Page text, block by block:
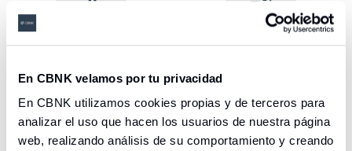
En CBNK velamos por tu privacidad
En CBNK utilizamos cookies propias y de terceros para
analizar el uso que hacen los usuarios de nuestra página
web, realizando análisis de su comportamiento y creando
Permite cancelaciones
Exclusivo para nuevos
Seleccione una opción